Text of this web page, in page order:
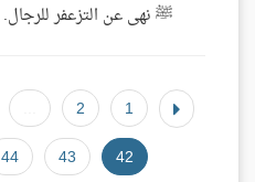
ﷺ نهى عن التزعفر للرجال.
1
2
42
43
44